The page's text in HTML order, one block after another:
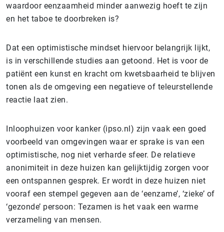
waardoor eenzaamheid minder aanwezig hoeft te zijn
en het taboe te doorbreken is?
Dat een optimistische mindset hiervoor belangrijk lijkt,
is in verschillende studies aan getoond. Het is voor de
patiënt een kunst en kracht om kwetsbaarheid te blijven
tonen als de omgeving een negatieve of teleurstellende
reactie laat zien.
Inloophuizen voor kanker (ipso.nl) zijn vaak een goed
voorbeeld van omgevingen waar er sprake is van een
optimistische, nog niet verharde sfeer. De relatieve
anonimiteit in deze huizen kan gelijktijdig zorgen voor
een ontspannen gesprek. Er wordt in deze huizen niet
vooraf een stempel gegeven aan de ‘eenzame’, ‘zieke’ of
‘gezonde’ persoon: Tezamen is het vaak een warme
verzameling van mensen.